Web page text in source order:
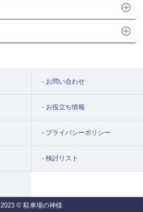
お問い合わせ
お役立ち情報
プライバシーポリシー
検討リスト
2023 © 駐車場の神様